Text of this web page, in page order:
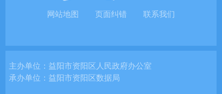
网站地图 页面纠错 联系我们
主办单位：益阳市资阳区人民政府办公室
承办单位：益阳市资阳区数据局